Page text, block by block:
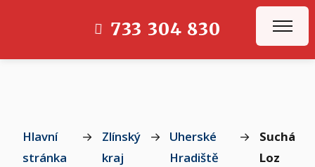
733 304 830
Hlavní
stránka
→
Zlínský
kraj
→
Uherské
Hradiště
→
Suchá
Loz